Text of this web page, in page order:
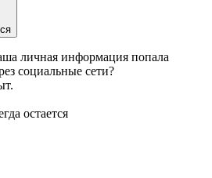
личная информация попала
социальные сети?
остается